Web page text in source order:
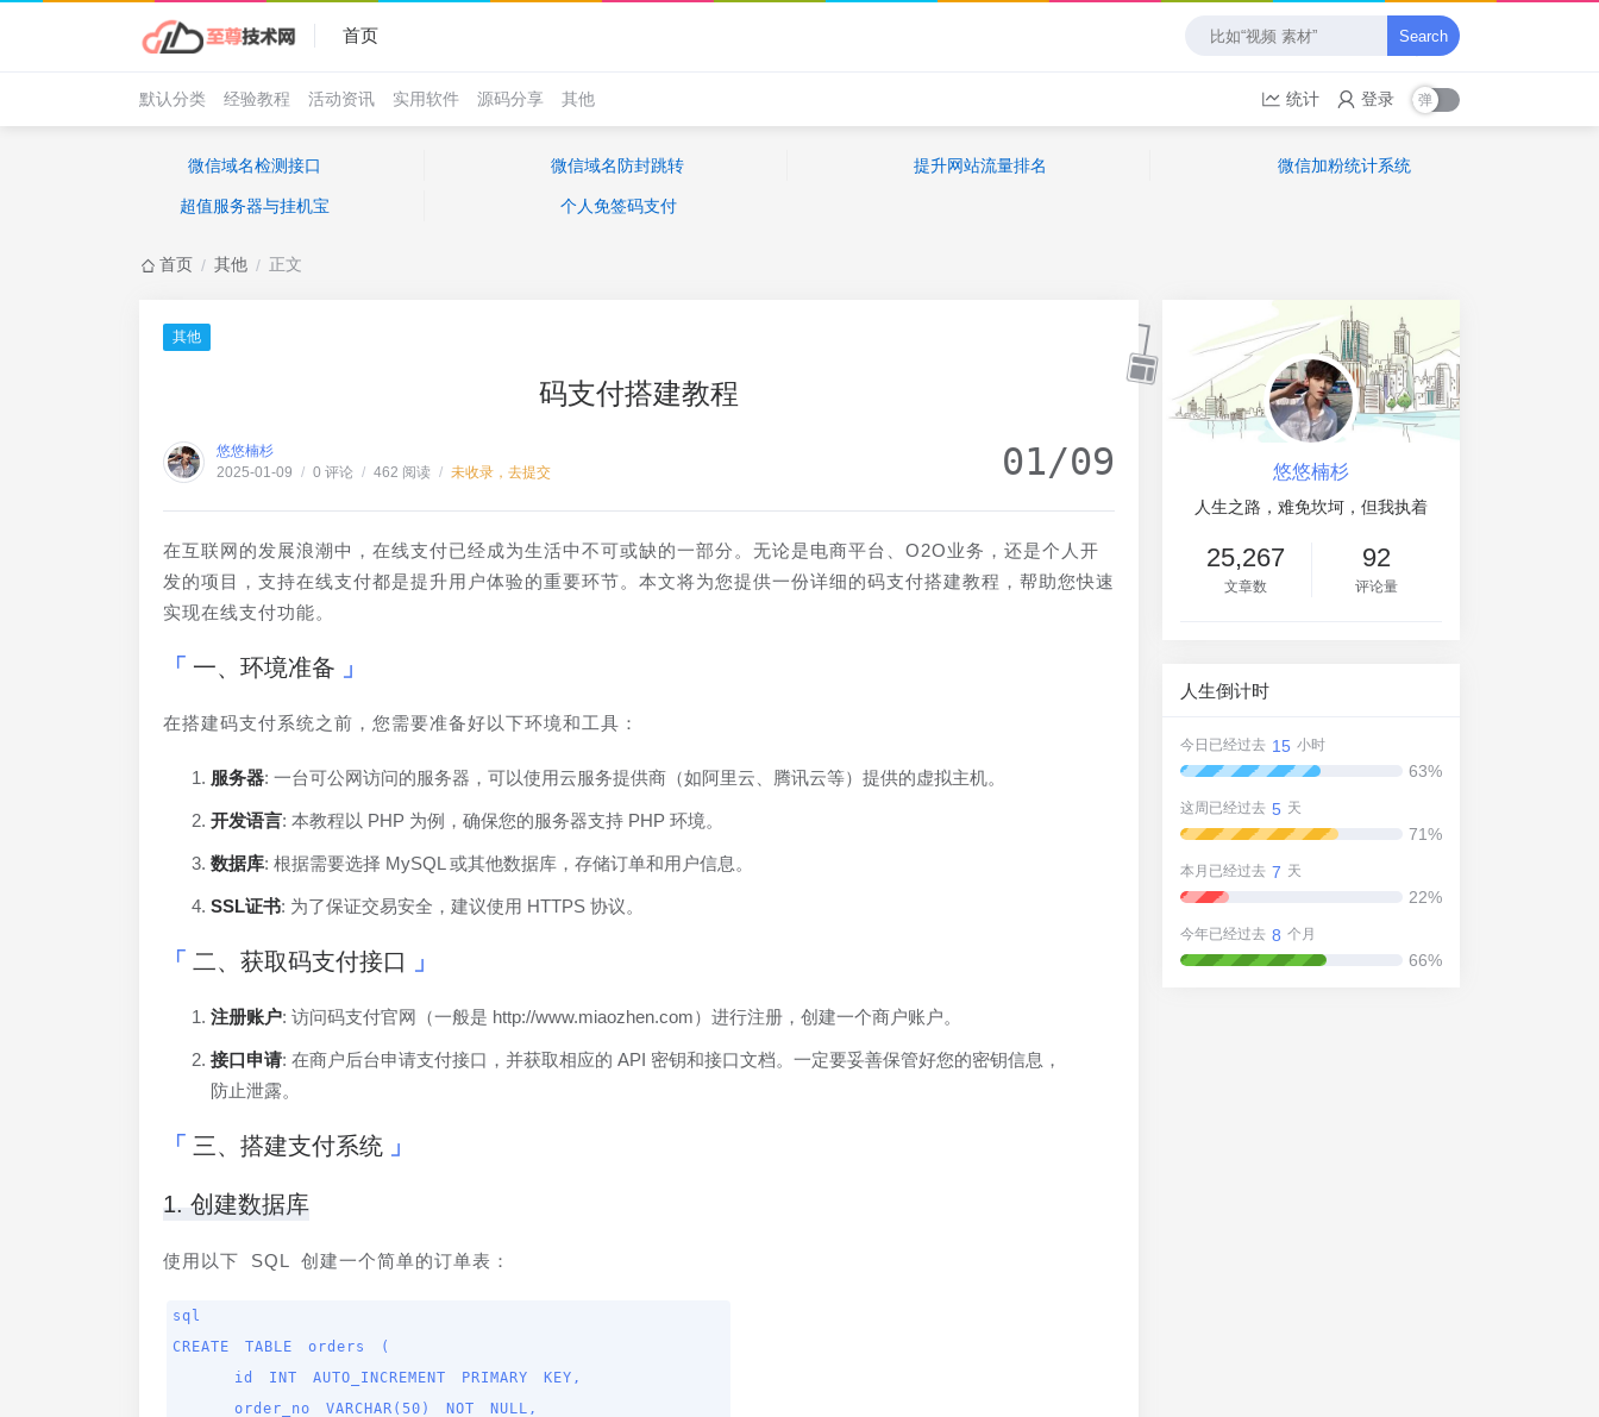
首页 Search
默认分类 经验教程 活动资讯 实用软件 源码分享 其他 统计 登录
微信域名检测接口 微信域名防封跳转 提升网站流量排名 微信加粉统计系统
超值服务器与挂机宝 个人免签码支付
首页 / 其他 / 正文
其他
码支付搭建教程
悠悠楠杉
2025-01-09 / 0 评论 / 462 阅读 / 未收录，去提交 01/09
在互联网的发展浪潮中，在线支付已经成为生活中不可或缺的一部分。无论是电商平台、O2O业务，还是个人开
发的项目，支持在线支付都是提升用户体验的重要环节。本文将为您提供一份详细的码支付搭建教程，帮助您快速
实现在线支付功能。
一、环境准备
在搭建码支付系统之前，您需要准备好以下环境和工具：
服务器: 一台可公网访问的服务器，可以使用云服务提供商（如阿里云、腾讯云等）提供的虚拟主机。
开发语言: 本教程以 PHP 为例，确保您的服务器支持 PHP 环境。
数据库: 根据需要选择 MySQL 或其他数据库，存储订单和用户信息。
SSL证书: 为了保证交易安全，建议使用 HTTPS 协议。
二、获取码支付接口
注册账户: 访问码支付官网（一般是 http://www.miaozhen.com）进行注册，创建一个商户账户。
接口申请: 在商户后台申请支付接口，并获取相应的 API 密钥和接口文档。一定要妥善保管好您的密钥信息，
防止泄露。
三、搭建支付系统
1. 创建数据库
使用以下 SQL 创建一个简单的订单表：
sql
CREATE TABLE orders (
悠悠楠杉
人生之路，难免坎坷，但我执着
25,267
文章数
92
评论量
人生倒计时
今日已经过去 15 小时
63%
这周已经过去 5 天
71%
本月已经过去 7 天
22%
今年已经过去 8 个月
66%